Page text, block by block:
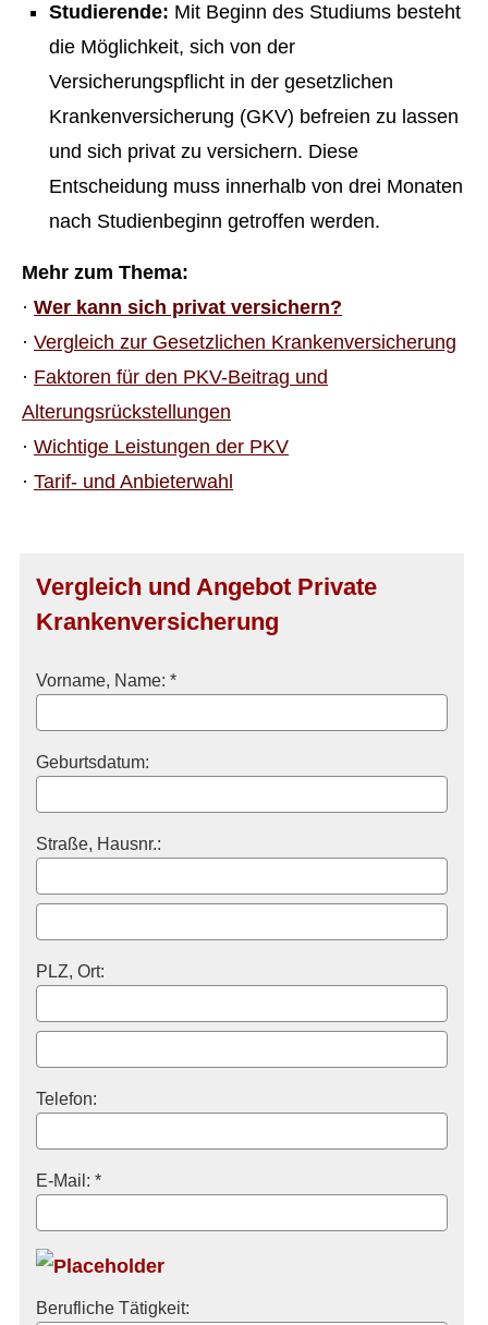
Studierende: Mit Beginn des Studiums besteht
die Möglichkeit, sich von der
Versicherungspflicht in der gesetzlichen
Kranken­ver­si­che­rung (GKV) befreien zu lassen
und sich privat zu ver­sichern. Diese
Entscheidung muss innerhalb von drei Monaten
nach Studienbeginn getroffen werden.
Mehr zum Thema:
· Wer kann sich privat ver­sichern?
· Vergleich zur Gesetzlichen Kranken­ver­si­che­rung
· Faktoren für den PKV-Beitrag und
Alterungsrückstellungen
· Wichtige Leistungen der PKV
· Tarif- und Anbieterwahl
Vergleich und Angebot Private
Kranken­ver­si­che­rung
Vorname, Name: *
Geburts­datum:
Straße, Hausnr.:
PLZ, Ort:
Telefon:
E-Mail: *
Berufliche Tätigkeit: